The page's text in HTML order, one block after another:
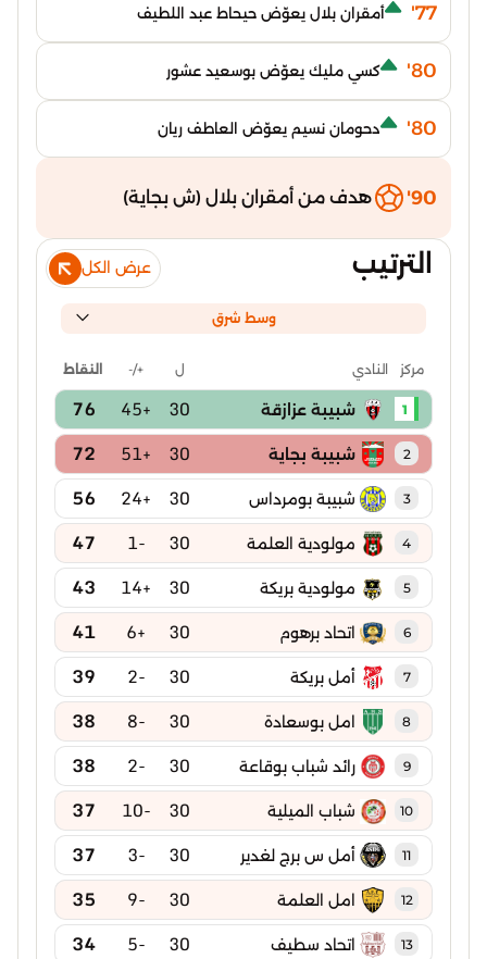
77' أمقران بلال يعوّض حيحاط عبد اللطيف
80' كسي مليك يعوّض بوسعيد عشور
80' دحومان نسيم يعوّض العاطف ريان
90' هدف من أمقران بلال (ش بجاية)
الترتيب عرض الكل
وسط شرق
مركز النادي ل +/- النقاط
1 شبيبة عزازقة 30
+45
76
2 شبيبة بجاية 30
+51
72
3 شبيبة بومرداس 30
+24
56
4 مولودية العلمة 30
-1
47
5 مولودية بريكة 30
+14
43
6 اتحاد برهوم 30
+6
41
7 أمل بريكة 30
-2
39
8 امل بوسعادة 30
-8
38
9 رائد شباب بوقاعة 30
-2
38
10 شباب الميلية 30
-10
37
11 أمل س برج لغدير 30
-3
37
12 امل العلمة 30
-9
35
13 اتحاد سطيف 30
-5
34